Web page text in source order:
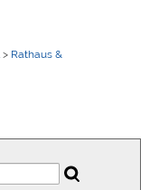
> Rathaus &